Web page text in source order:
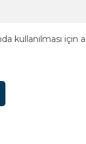
kullanılması